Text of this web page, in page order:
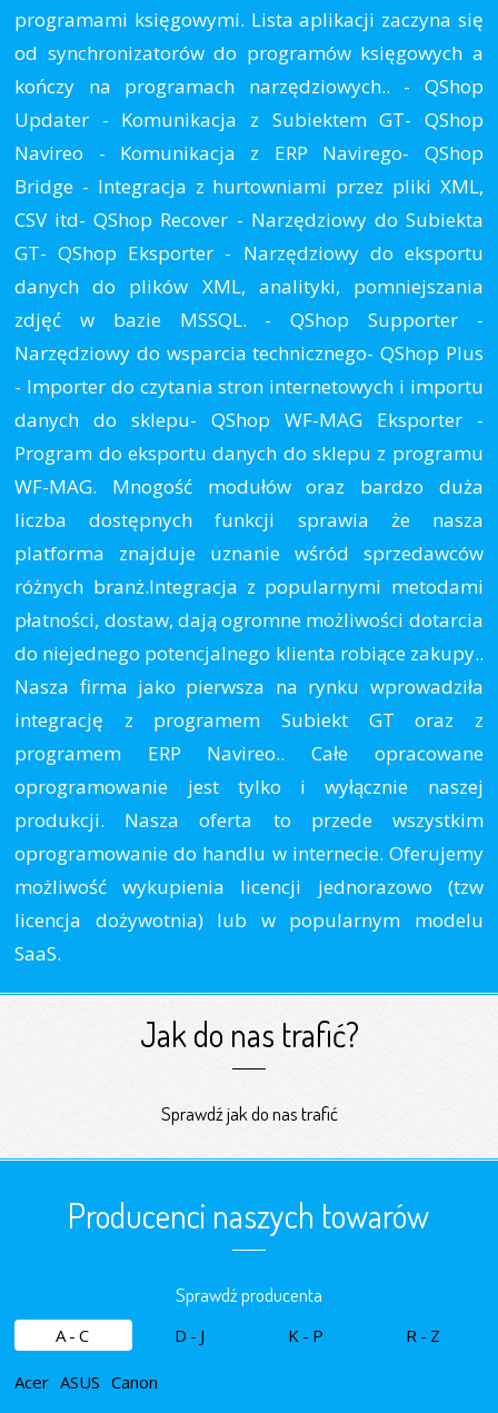
programami księgowymi. Lista aplikacji zaczyna się
od synchronizatorów do programów księgowych a
kończy na programach narzędziowych.. - QShop
Updater - Komunikacja z Subiektem GT- QShop
Navireo - Komunikacja z ERP Navirego- QShop
Bridge - Integracja z hurtowniami przez pliki XML,
CSV itd- QShop Recover - Narzędziowy do Subiekta
GT- QShop Eksporter - Narzędziowy do eksportu
danych do plików XML, analityki, pomniejszania
zdjęć w bazie MSSQL. - QShop Supporter -
Narzędziowy do wsparcia technicznego- QShop Plus
- Importer do czytania stron internetowych i importu
danych do sklepu- QShop WF-MAG Eksporter -
Program do eksportu danych do sklepu z programu
WF-MAG. Mnogość modułów oraz bardzo duża
liczba dostępnych funkcji sprawia że nasza
platforma znajduje uznanie wśród sprzedawców
różnych branż.Integracja z popularnymi metodami
płatności, dostaw, dają ogromne możliwości dotarcia
do niejednego potencjalnego klienta robiące zakupy..
Nasza firma jako pierwsza na rynku wprowadziła
integrację z programem Subiekt GT oraz z
programem ERP Navireo.. Całe opracowane
oprogramowanie jest tylko i wyłącznie naszej
produkcji. Nasza oferta to przede wszystkim
oprogramowanie do handlu w internecie. Oferujemy
możliwość wykupienia licencji jednorazowo (tzw
licencja dożywotnia) lub w popularnym modelu
SaaS.
Jak do nas trafić?
Sprawdź jak do nas trafić
Producenci naszych towarów
Sprawdź producenta
A-C D-J K-P R-Z
Acer ASUS Canon